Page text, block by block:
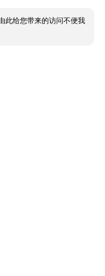
此给您带来的访问不便我